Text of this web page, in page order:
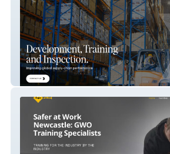
dti-consultancy